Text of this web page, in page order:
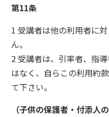
第11条
1 受講者は他の利用者に
ん。
2 受講者は、引率者、指
はなく、自らこの利用約
て下さい。
（子供の保護者・付添人の